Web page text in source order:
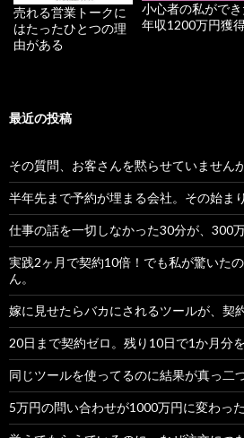
売れる営業トークに
はたったひとつの理
由がある
小心者の私ができ
年収1200万円獲
最近の投稿
その質問、お客さんを黙らせていません
半年先まで予約が埋まる会社。その始ま
仕事の話を一切しなかった30分が、300
実践2ヶ月で契約10倍！でも私が驚いた
ん。
嫁に見せたらバカにされるツールが、契
20日まで契約ゼロ。残り10日で1か月分
同じツールを使ってるのに結果が真っ二
5万円の問い合わせが1000万円に変わっ